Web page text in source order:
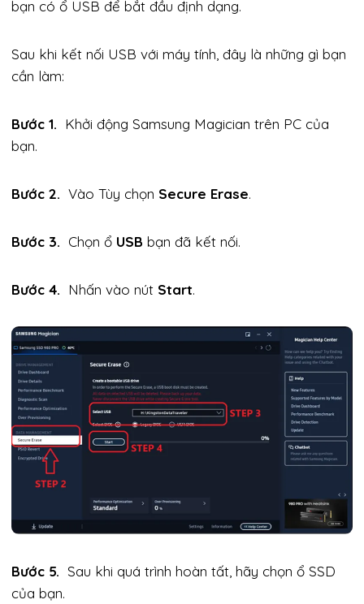
bạn có ổ USB để bắt đầu định dạng.
Sau khi kết nối USB với máy tính, đây là những gì bạn
cần làm:
Bước 1. Khởi động Samsung Magician trên PC của
bạn.
Bước 2. Vào Tùy chọn Secure Erase.
Bước 3. Chọn ổ USB bạn đã kết nối.
Bước 4. Nhấn vào nút Start.
Bước 5. Sau khi quá trình hoàn tất, hãy chọn ổ SSD
của bạn.